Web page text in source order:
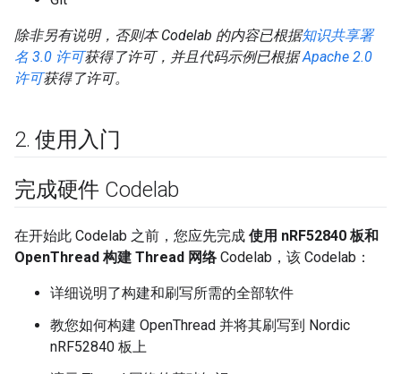
除非另有说明，否则本 Codelab 的内容已根据知识共享署
名 3.0 许可获得了许可，并且代码示例已根据Apache 2.0
许可获得了许可。
2. 使用入门
完成硬件 Codelab
在开始此 Codelab 之前，您应先完成 使用 nRF52840 板和
OpenThread 构建 Thread 网络Codelab，该 Codelab：
详细说明了构建和刷写所需的全部软件
教您如何构建 OpenThread 并将其刷写到 Nordic
nRF52840 板上